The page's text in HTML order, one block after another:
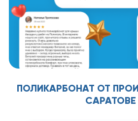
ПОЛИКАРБОНАТ ОТ
САРАТОВЕ